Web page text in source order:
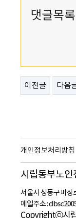
댓글목록
이전글 다음
개인정보처리방침
시립동부노인
서울시 성동구 마장
메일주소 :
Copyrightⓒ시